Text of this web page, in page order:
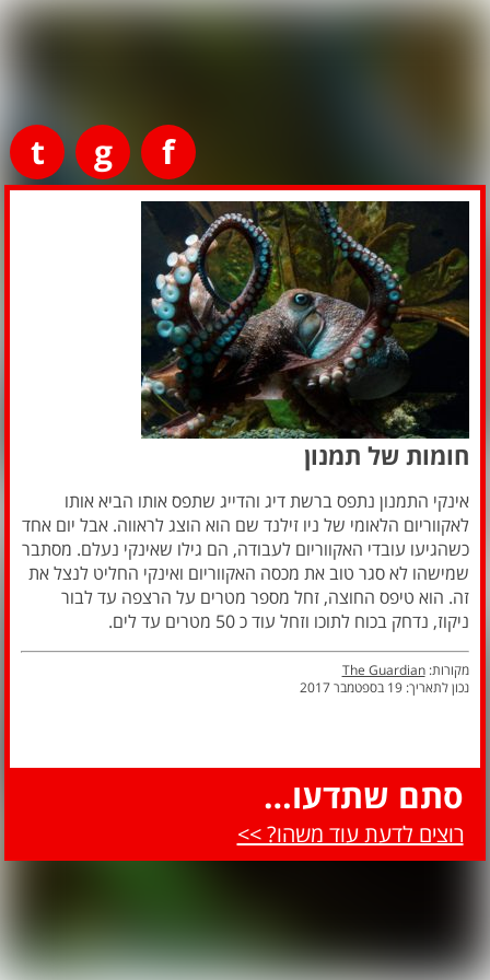
f
g
t
חומות של תמנון
אינקי התמנון נתפס ברשת דיג והדייג שתפס אותו הביא אותו
לאקווריום הלאומי של ניו זילנד שם הוא הוצג לראווה. אבל יום אחד
כשהגיעו עובדי האקווריום לעבודה, הם גילו שאינקי נעלם. מסתבר
שמישהו לא סגר טוב את מכסה האקווריום ואינקי החליט לנצל את
זה. הוא טיפס החוצה, זחל מספר מטרים על הרצפה עד לבור
ניקוז, נדחק בכוח לתוכו וזחל עוד כ 50 מטרים עד לים.
מקורות:The Guardian
נכון לתאריך: 19 בספטמבר 2017
סתם שתדעו…
רוצים לדעת עוד משהו? >>